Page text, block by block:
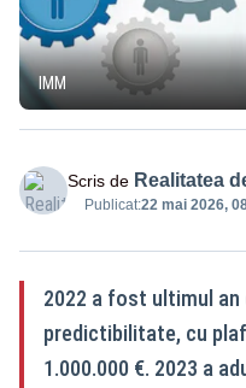
IMM
Scris de Realitatea
Publicat:22 mai 2026,
2022 a fost ultimul
predictibilitate, cu
1.000.000 €. 2023 a